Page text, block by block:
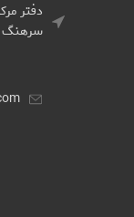
دفتر
سرهنگ